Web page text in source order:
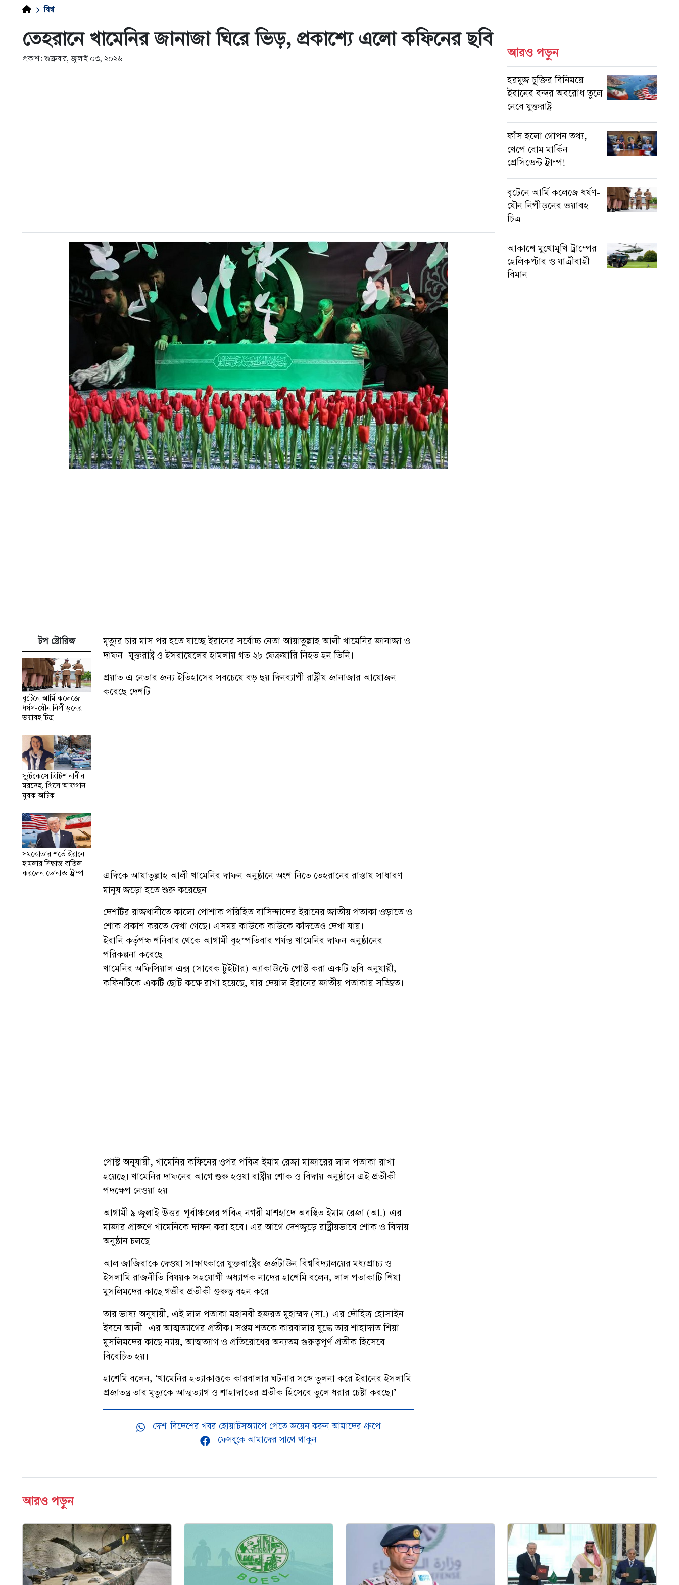
বিশ্ব
তেহরানে খামেনির জানাজা ঘিরে ভিড়, প্রকাশ্যে এলো কফিনের ছবি
প্রকাশ: শুক্রবার, জুলাই ০৩, ২০২৬
টপ স্টোরিজ
বৃটেনে আর্মি কলেজে
ধর্ষণ-যৌন নিপীড়নের
ভয়াবহ চিত্র
স্যুটকেসে ব্রিটিশ নারীর
মরদেহ, গ্রিসে আফগান
যুবক আটক
সমঝোতার শর্তে ইরানে
হামলার সিদ্ধান্ত বাতিল
করলেন ডোনাল্ড ট্রাম্প
মৃত্যুর চার মাস পর হতে যাচ্ছে ইরানের সর্বোচ্চ নেতা আয়াতুল্লাহ আলী খামেনির জানাজা ও
দাফন। যুক্তরাষ্ট্র ও ইসরায়েলের হামলায় গত ২৮ ফেব্রুয়ারি নিহত হন তিনি।
প্রয়াত এ নেতার জন্য ইতিহাসের সবচেয়ে বড় ছয় দিনব্যাপী রাষ্ট্রীয় জানাজার আয়োজন
করেছে দেশটি।
এদিকে আয়াতুল্লাহ আলী খামেনির দাফন অনুষ্ঠানে অংশ নিতে তেহরানের রাস্তায় সাধারণ
মানুষ জড়ো হতে শুরু করেছেন।
দেশটির রাজধানীতে কালো পোশাক পরিহিত বাসিন্দাদের ইরানের জাতীয় পতাকা ওড়াতে ও
শোক প্রকাশ করতে দেখা গেছে। এসময় কাউকে কাউকে কাঁদতেও দেখা যায়।
ইরানি কর্তৃপক্ষ শনিবার থেকে আগামী বৃহস্পতিবার পর্যন্ত খামেনির দাফন অনুষ্ঠানের
পরিকল্পনা করেছে।
খামেনির অফিসিয়াল এক্স (সাবেক টুইটার) অ্যাকাউন্টে পোস্ট করা একটি ছবি অনুযায়ী,
কফিনটিকে একটি ছোট কক্ষে রাখা হয়েছে, যার দেয়াল ইরানের জাতীয় পতাকায় সজ্জিত।
পোস্ট অনুযায়ী, খামেনির কফিনের ওপর পবিত্র ইমাম রেজা মাজারের লাল পতাকা রাখা
হয়েছে। খামেনির দাফনের আগে শুরু হওয়া রাষ্ট্রীয় শোক ও বিদায় অনুষ্ঠানে এই প্রতীকী
পদক্ষেপ নেওয়া হয়।
আগামী ৯ জুলাই উত্তর-পূর্বাঞ্চলের পবিত্র নগরী মাশহাদে অবস্থিত ইমাম রেজা (আ.)-এর
মাজার প্রাঙ্গণে খামেনিকে দাফন করা হবে। এর আগে দেশজুড়ে রাষ্ট্রীয়ভাবে শোক ও বিদায়
অনুষ্ঠান চলছে।
আল জাজিরাকে দেওয়া সাক্ষাৎকারে যুক্তরাষ্ট্রের জর্জটাউন বিশ্ববিদ্যালয়ের মধ্যপ্রাচ্য ও
ইসলামি রাজনীতি বিষয়ক সহযোগী অধ্যাপক নাদের হাশেমি বলেন, লাল পতাকাটি শিয়া
মুসলিমদের কাছে গভীর প্রতীকী গুরুত্ব বহন করে।
তার ভাষ্য অনুযায়ী, এই লাল পতাকা মহানবী হজরত মুহাম্মদ (সা.)-এর দৌহিত্র হোসাইন
ইবনে আলী–এর আত্মত্যাগের প্রতীক। সপ্তম শতকে কারবালার যুদ্ধে তার শাহাদাত শিয়া
মুসলিমদের কাছে ন্যায়, আত্মত্যাগ ও প্রতিরোধের অন্যতম গুরুত্বপূর্ণ প্রতীক হিসেবে
বিবেচিত হয়।
হাশেমি বলেন, ‘খামেনির হত্যাকাণ্ডকে কারবালার ঘটনার সঙ্গে তুলনা করে ইরানের ইসলামি
প্রজাতন্ত্র তার মৃত্যুকে আত্মত্যাগ ও শাহাদাতের প্রতীক হিসেবে তুলে ধরার চেষ্টা করছে।’
দেশ-বিদেশের খবর হোয়াটসঅ্যাপে পেতে জয়েন করুন আমাদের গ্রুপে
ফেসবুকে আমাদের সাথে থাকুন
আরও পড়ুন
হরমুজ চুক্তির বিনিময়ে
ইরানের বন্দর অবরোধ তুলে
নেবে যুক্তরাষ্ট্র
ফাঁস হলো গোপন তথ্য,
খেপে বোম মার্কিন
প্রেসিডেন্ট ট্রাম্প!
বৃটেনে আর্মি কলেজে ধর্ষণ-
যৌন নিপীড়নের ভয়াবহ
চিত্র
আকাশে মুখোমুখি ট্রাম্পের
হেলিকপ্টার ও যাত্রীবাহী
বিমান
আরও পড়ুন